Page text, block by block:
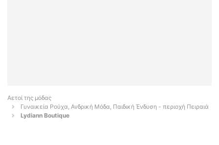
Αετοί της μόδας
Γυναικεία Ρούχα, Ανδρική Μόδα, Παιδική Ένδυση - περιοχή Πειραιά
Lydiann Boutique